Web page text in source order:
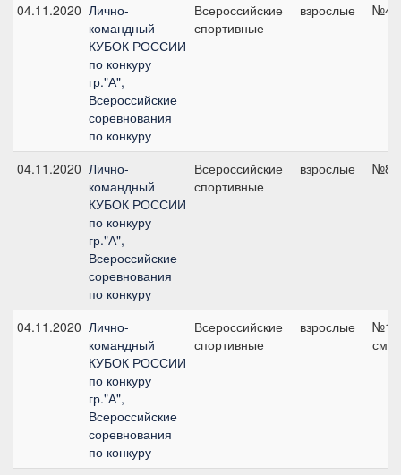
04.11.2020 Лично-
командный
КУБОК РОССИИ
по конкуру
гр."А",
Всероссийские
соревнования
по конкуру
Всероссийские
спортивные
взрослые №4,
04.11.2020 Лично-
командный
КУБОК РОССИИ
по конкуру
гр."А",
Всероссийские
соревнования
по конкуру
Всероссийские
спортивные
взрослые №8,
04.11.2020 Лично-
командный
КУБОК РОССИИ
по конкуру
гр."А",
Всероссийские
соревнования
по конкуру
Всероссийские
спортивные
взрослые
см